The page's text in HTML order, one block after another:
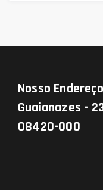
Nosso Endereço
Guaianazes -
08420-000